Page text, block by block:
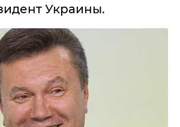
Украины.